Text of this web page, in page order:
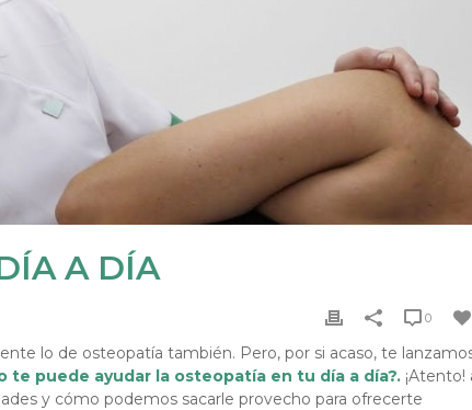
A DÍA
0
lo de osteopatía también. Pero, por si acaso, te
te puede ayudar la osteopatía en tu día a día?. ¡Atento!
y cómo podemos sacarle provecho para ofrecerte